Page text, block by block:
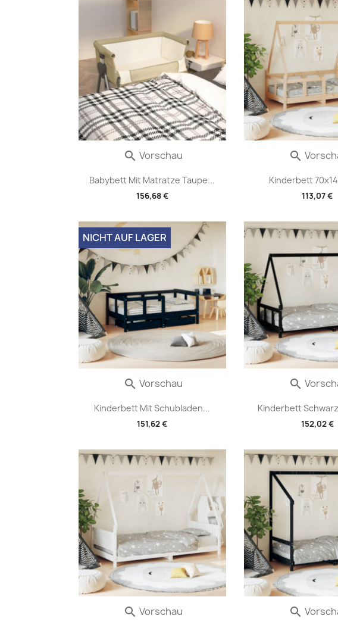
Babybett Mit Matratze Taupe...
156,68 €
 Vorschau
Kinderbett
113,07 €

Kinderbett Mit Schubladen...
151,62 €
NICHT AUF LAGER
 Vorschau
Kinderbett
152,02 €

 Vorschau 